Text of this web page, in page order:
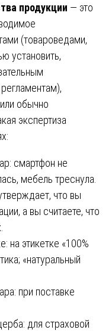
продукции — это
(товароведами,
установить,
обычно
экспертиза
смартфон не
мебель треснула.
что вы
а вы считаете, что
на этикетке «100%
«натуральный
при поставке
для страховой